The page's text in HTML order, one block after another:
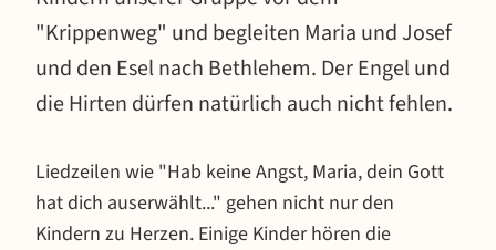
"Krippenweg" und begleiten Maria und Josef
und den Esel nach Bethlehem. Der Engel und
die Hirten dürfen natürlich auch nicht fehlen.
Liedzeilen wie "Hab keine Angst, Maria, dein Gott
hat dich auserwählt..." gehen nicht nur den
Kindern zu Herzen. Einige Kinder hören die